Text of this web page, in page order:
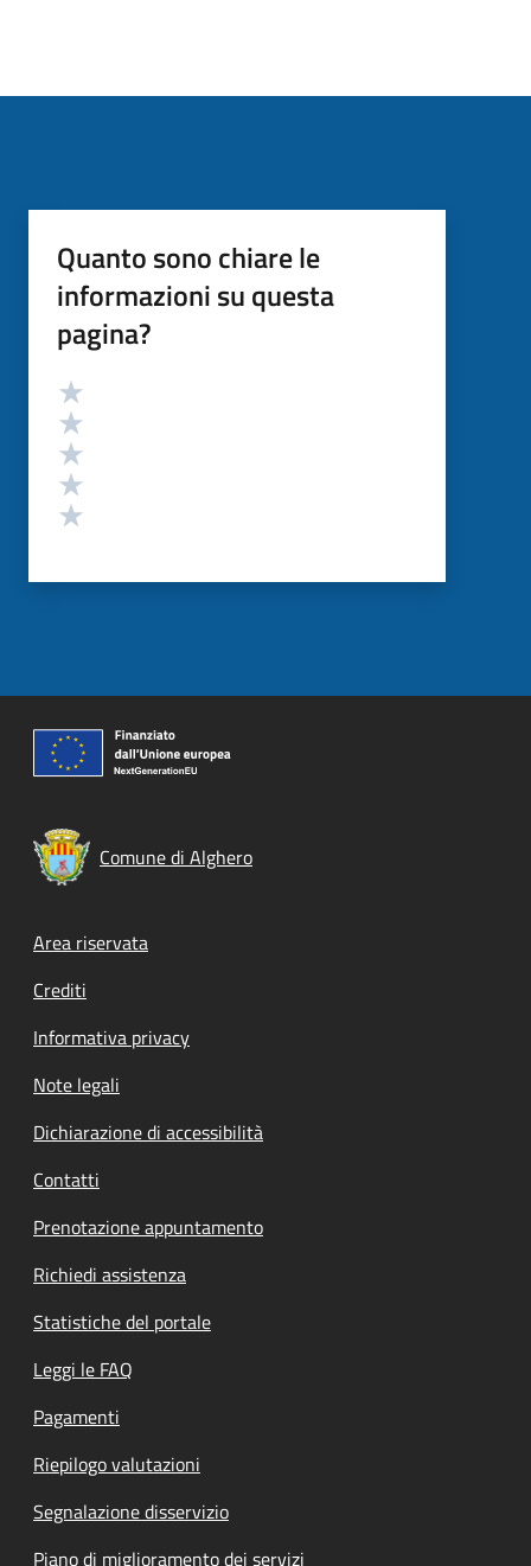
Quanto sono chiare le
informazioni su questa
pagina?
Valutazione
Comune di Alghero
Footer menu
Area riservata
Crediti
Informativa privacy
Note legali
Dichiarazione di accessibilità
Contatti
Prenotazione appuntamento
Richiedi assistenza
Statistiche del portale
Leggi le FAQ
Pagamenti
Riepilogo valutazioni
Segnalazione disservizio
Piano di miglioramento dei servizi